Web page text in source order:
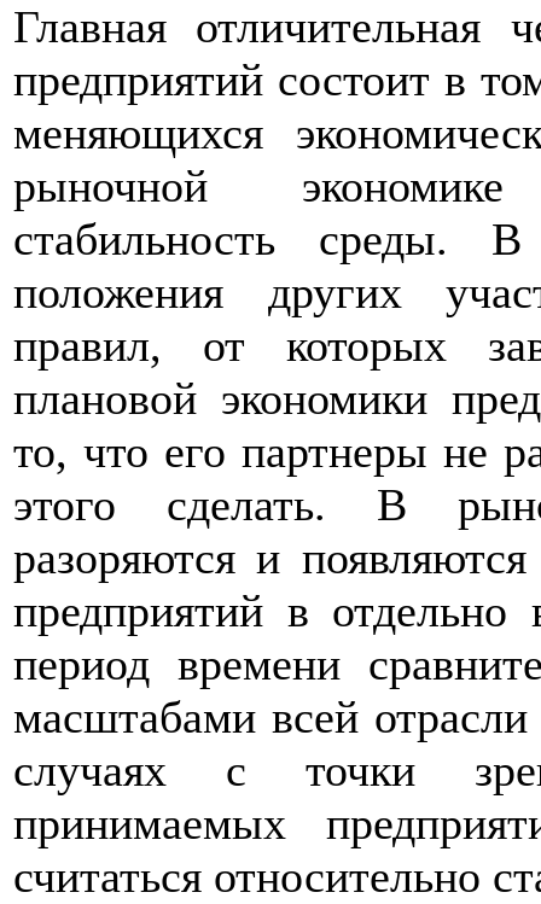
Главная отличительная
предприятий состоит в
меняющихся
рыночной экономике
стабильность среды.
положения других
правил, от которых
плановой экономики
то, что его партнеры не
этого сделать. В
разоряются и
предприятий в отдельно
период времени
масштабами всей
случаях с точки
принимаемых
считаться относительно